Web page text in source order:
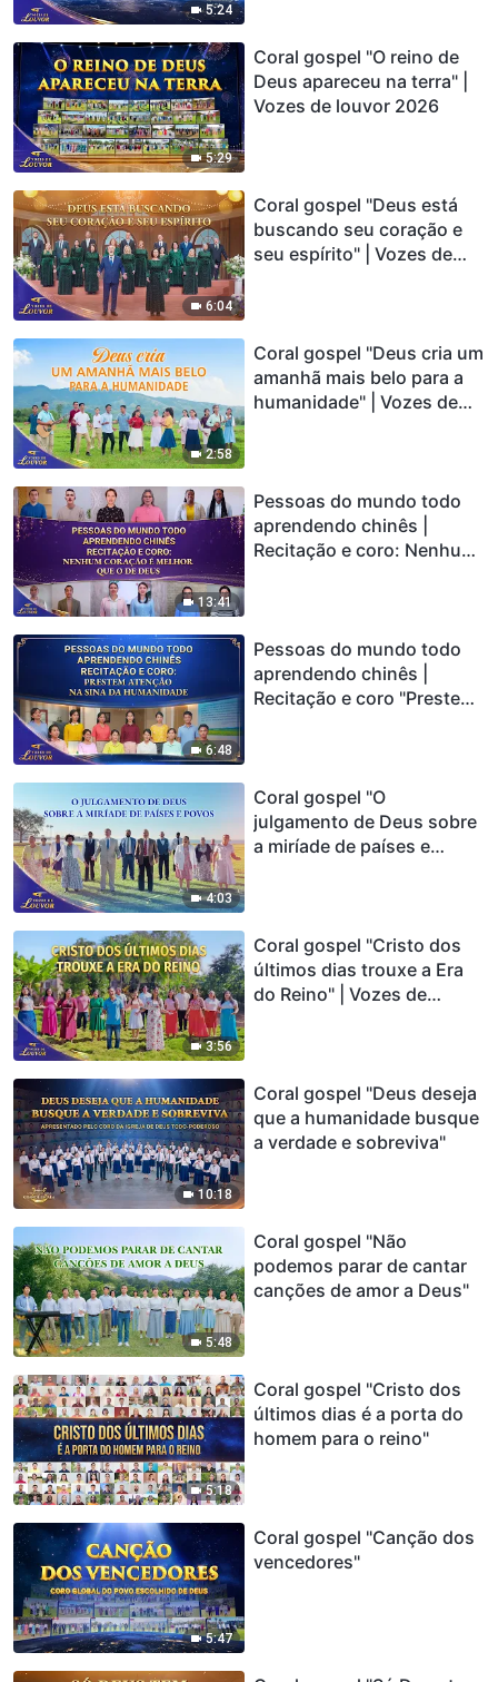
5:24
5:29
Coral gospel "O reino de
Deus apareceu na terra" |
Vozes de louvor 2026
6:04
Coral gospel "Deus está
buscando seu coração e
seu espírito" | Vozes de
2:58
Coral gospel "Deus cria um
amanhã mais belo para a
humanidade" | Vozes de
13:41
Pessoas do mundo todo
aprendendo chinês |
Recitação e coro: Nenhum
6:48
Pessoas do mundo todo
aprendendo chinês |
Recitação e coro "Prestem
4:03
Coral gospel "O
julgamento de Deus sobre
a miríade de países e
3:56
Coral gospel "Cristo dos
últimos dias trouxe a Era
do Reino" | Vozes de
10:18
Coral gospel "Deus deseja
que a humanidade busque
a verdade e sobreviva"
5:48
Coral gospel "Não
podemos parar de cantar
canções de amor a Deus"
5:18
Coral gospel "Cristo dos
últimos dias é a porta do
homem para o reino"
5:47
Coral gospel "Canção dos
vencedores"